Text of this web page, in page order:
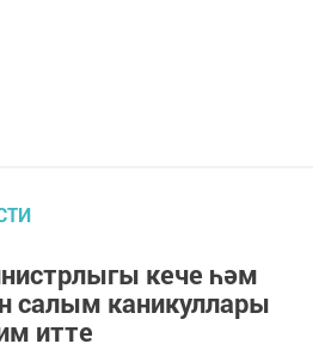
кече һәм
салым каникуллары
итте